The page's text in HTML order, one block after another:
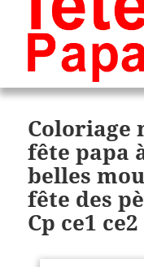
Coloriage
fête papa
belles
fête des
Cp ce1